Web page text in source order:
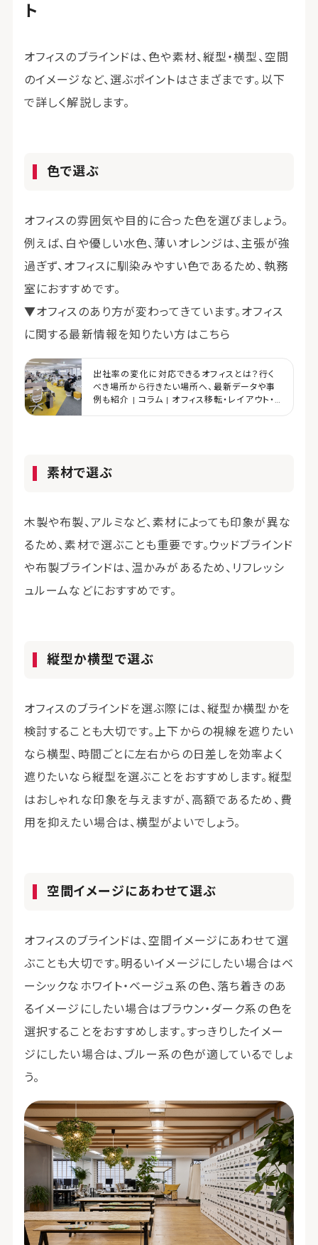
ト
オフィスのブラインドは、色や素材、縦型・横型、空間
のイメージなど、選ぶポイントはさまざまです。以下
で詳しく解説します。
色で選ぶ
オフィスの雰囲気や目的に合った色を選びましょう。
例えば、白や優しい水色、薄いオレンジは、主張が強
過ぎず、オフィスに馴染みやすい色であるため、執務
室におすすめです。
▼オフィスのあり方が変わってきています。オフィス
に関する最新情報を知りたい方はこちら
出社率の変化に対応できるオフィスとは？行く
べき場所から行きたい場所へ、最新データや事
例も紹介 | コラム | オフィス移転・レイアウト・
素材で選ぶ
木製や布製、アルミなど、素材によっても印象が異な
るため、素材で選ぶことも重要です。ウッドブラインド
や布製ブラインドは、温かみがあるため、リフレッシ
ュルームなどにおすすめです。
縦型か横型で選ぶ
オフィスのブラインドを選ぶ際には、縦型か横型かを
検討することも大切です。上下からの視線を遮りたい
なら横型、時間ごとに左右からの日差しを効率よく
遮りたいなら縦型を選ぶことをおすすめします。縦型
はおしゃれな印象を与えますが、高額であるため、費
用を抑えたい場合は、横型がよいでしょう。
空間イメージにあわせて選ぶ
オフィスのブラインドは、空間イメージにあわせて選
ぶことも大切です。明るいイメージにしたい場合はベ
ーシックなホワイト・ベージュ系の色、落ち着きのあ
るイメージにしたい場合はブラウン・ダーク系の色を
選択することをおすすめします。すっきりしたイメー
ジにしたい場合は、ブルー系の色が適しているでしょ
う。